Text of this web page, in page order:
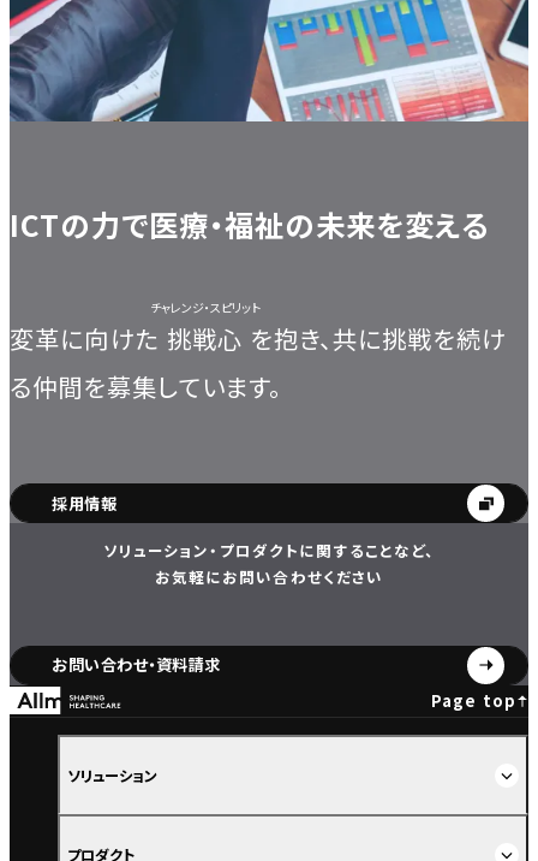
ICTの力で医療・福祉の未来を変える
変革に向けた 挑戦心 を抱き、共に挑戦を続け
る仲間を募集しています。
採用情報
ソリューション・プロダクトに関することなど、
お気軽にお問い合わせください
お問い合わせ・資料請求
Page top
ソリューション
プロダクト